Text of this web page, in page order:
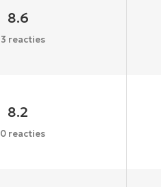
8.6
reacties
8.2
reacties